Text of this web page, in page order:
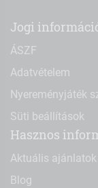
Jogi
ÁSZF
Adatvételem
Nyereményjáték
Süti beállítások
Hasznos
Aktuális ajánlatok
Blog